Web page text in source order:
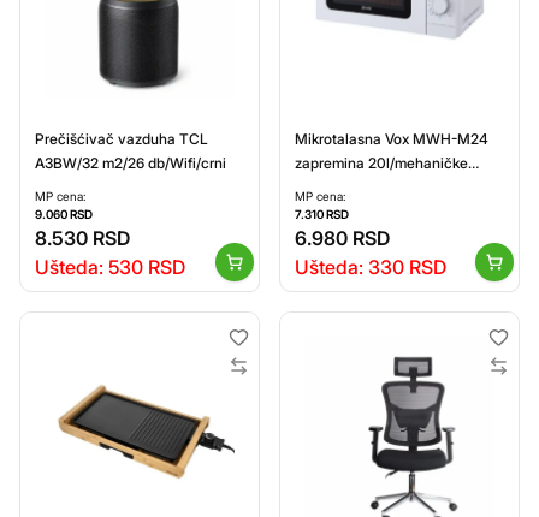
Prečišćivač vazduha TCL
A3BW/32 m2/26 db/Wifi/crni
MP cena:
9.060RSD
8.530 RSD
Ušteda: 530 RSD
Mikrotalasna Vox MWH-M24
zapremina 20l/mehaničke
komande/snaga 700W
MP cena:
7.310RSD
6.980 RSD
Ušteda: 330 RSD